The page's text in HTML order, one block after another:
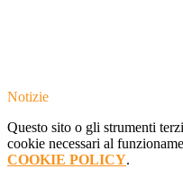
Notizie
Questo sito o gli strumenti
cookie necessari al
COOKIE POLICY.